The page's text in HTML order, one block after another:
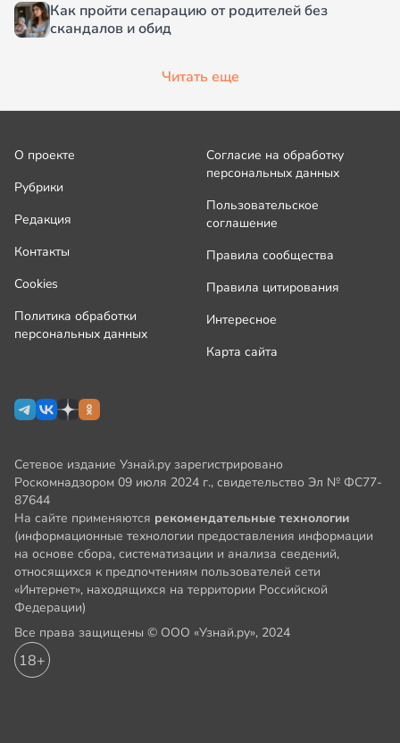
Как пройти сепарацию от родителей без
скандалов и обид
Читать еще
О проекте
Рубрики
Редакция
Контакты
Cookies
Политика обработки
персональных данных
Согласие на обработку
персональных данных
Пользовательское
соглашение
Правила сообщества
Правила цитирования
Интересное
Карта сайта
Сетевое издание Узнай.ру зарегистрировано
Роскомнадзором 09 июля 2024 г., свидетельство Эл № ФС77-
87644
На сайте применяются рекомендательные технологии
(информационные технологии предоставления информации
на основе сбора, систематизации и анализа сведений,
относящихся к предпочтениям пользователей сети
«Интернет», находящихся на территории Российской
Федерации)
Все права защищены © ООО «Узнай.ру», 2024
18+